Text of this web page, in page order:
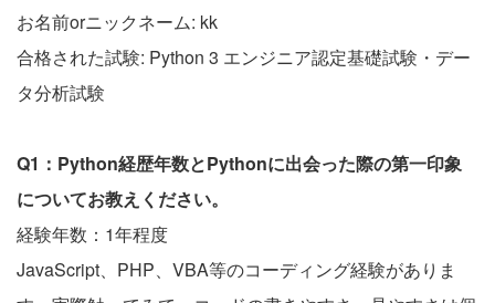
お名前orニックネーム: kk
合格された試験: Python 3 エンジニア認定基礎試験・デー
タ分析試験
Q1：Python経歴年数とPythonに出会った際の第一印象
についてお教えください。
経験年数：1年程度
JavaScript、PHP、VBA等のコーディング経験がありま